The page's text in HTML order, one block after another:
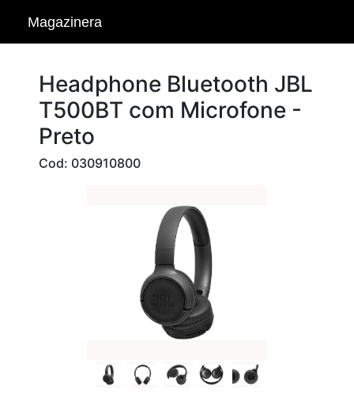
Magazinera
Headphone Bluetooth JBL
T500BT com Microfone -
Preto
Cod: 030910800